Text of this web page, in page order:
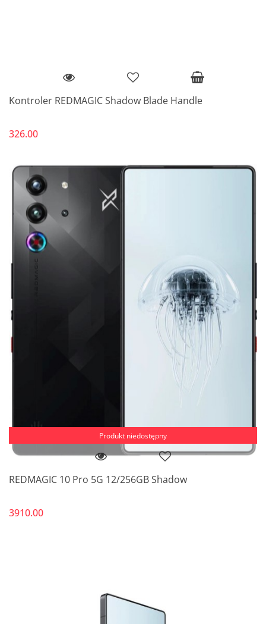
Kontroler REDMAGIC Shadow Blade Handle
326.00
Produkt niedostępny
REDMAGIC 10 Pro 5G 12/256GB Shadow
3910.00